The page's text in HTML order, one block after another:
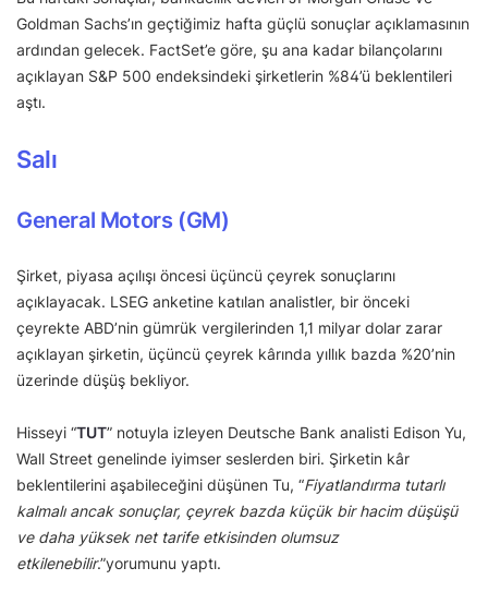
Goldman Sachs’ın geçtiğimiz hafta güçlü sonuçlar açıklamasının
ardından gelecek. FactSet’e göre, şu ana kadar bilançolarını
açıklayan S&P 500 endeksindeki şirketlerin %84’ü beklentileri
aştı.
Salı
General Motors (GM)
Şirket, piyasa açılışı öncesi üçüncü çeyrek sonuçlarını
açıklayacak. LSEG anketine katılan analistler, bir önceki
çeyrekte ABD’nin gümrük vergilerinden 1,1 milyar dolar zarar
açıklayan şirketin, üçüncü çeyrek kârında yıllık bazda %20’nin
üzerinde düşüş bekliyor.
Hisseyi “TUT” notuyla izleyen Deutsche Bank analisti Edison Yu,
Wall Street genelinde iyimser seslerden biri. Şirketin kâr
beklentilerini aşabileceğini düşünen Tu, “Fiyatlandırma tutarlı
kalmalı ancak sonuçlar, çeyrek bazda küçük bir hacim düşüşü
ve daha yüksek net tarife etkisinden olumsuz
etkilenebilir.”yorumunu yaptı.